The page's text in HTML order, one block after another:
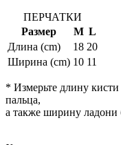
ПЕРЧАТКИ
Размер
M L
Длина (cm)
18 20
Ширина (cm) 10 11
* Измерьте длину кисти
пальца,
а также ширину ладони